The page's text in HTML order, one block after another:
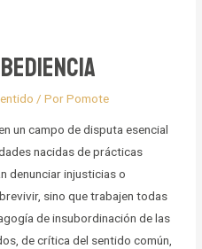
/ PorPomote
un campo de disputa esencial
nacidas de prácticas
denunciar injusticias o
sino que trabajen todas
de insubordinación de las
de crítica del sentido común,